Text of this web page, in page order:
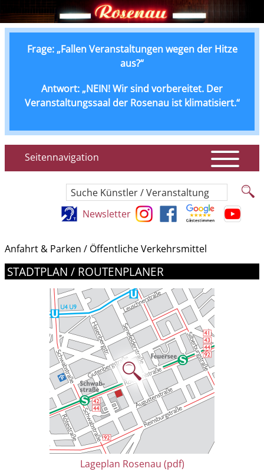
Frage: „Fallen Veranstaltungen wegen der Hitze
aus?“
Antwort: „NEIN! Wir sind vorbereitet. Der
Veranstaltungssaal der Rosenau ist klimatisiert.“
Seitennavigation
Suche Künstler / Veranstaltung
Newsletter
Anfahrt & Parken / Öffentliche Verkehrsmittel
STADTPLAN / ROUTENPLANER
Lageplan Rosenau (pdf)